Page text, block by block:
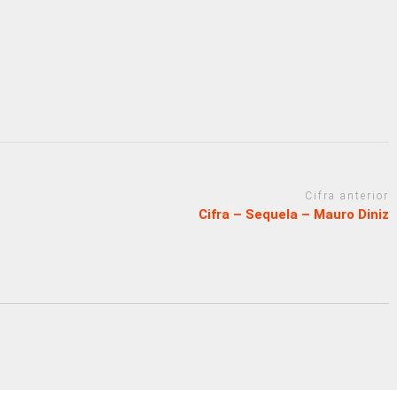
Cifra anterior
Cifra – Sequela – Mauro Diniz